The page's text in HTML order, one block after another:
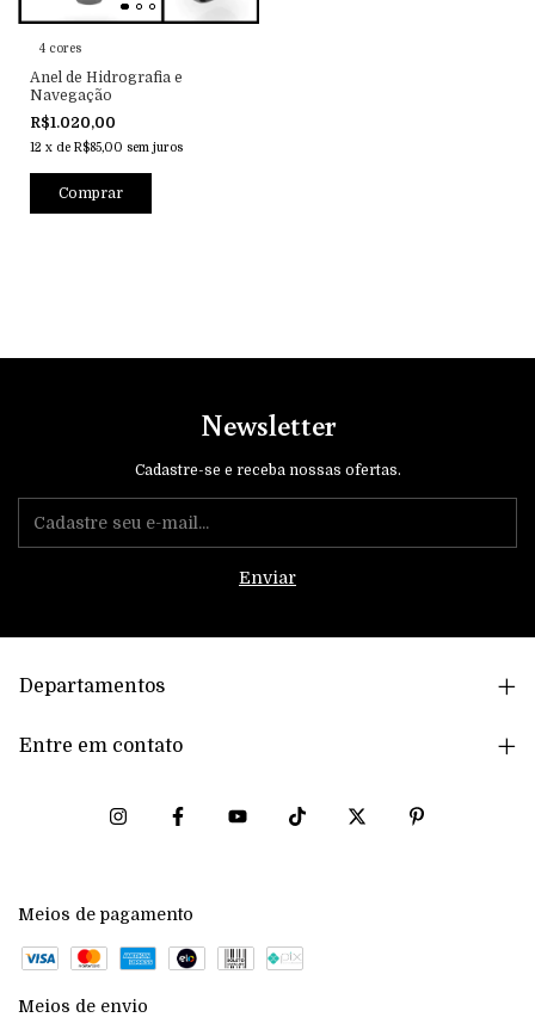
4 cores
Anel de Hidrografia e
Navegação
R$1.020,00
12 x de R$85,00 sem juros
Comprar
Newsletter
Cadastre-se e receba nossas ofertas.
Departamentos
Entre em contato
Meios de pagamento
Meios de envio